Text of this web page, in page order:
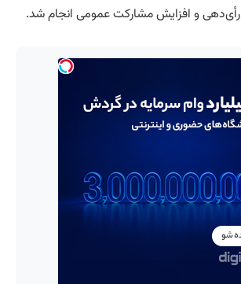
رأی‌دهی و افزایش مشارکت عمومی انجام شد.